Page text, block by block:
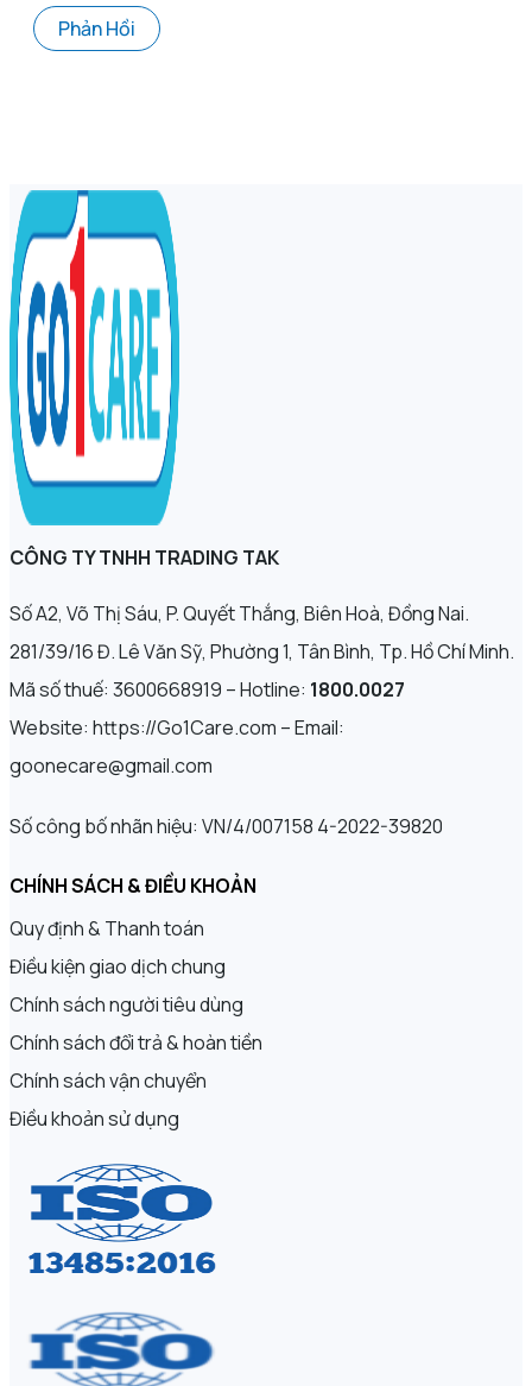
CÔNG TY TNHH TRADING TAK
Số A2, Võ Thị Sáu, P. Quyết Thắng, Biên Hoà, Đồng Nai.
281/39/16 Đ. Lê Văn Sỹ, Phường 1, Tân Bình, Tp. Hồ Chí Minh.
Mã số thuế: 3600668919 – Hotline: 1800.0027
Website: https://Go1Care.com – Email:
goonecare@gmail.com
Số công bố nhãn hiệu: VN/4/007158 4-2022-39820
CHÍNH SÁCH & ĐIỀU KHOẢN
Quy định & Thanh toán
Điều kiện giao dịch chung
Chính sách người tiêu dùng
Chính sách đổi trả & hoàn tiền
Chính sách vận chuyển
Điều khoản sử dụng